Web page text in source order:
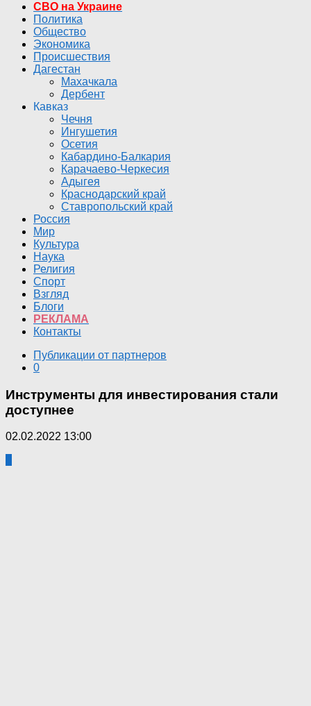
СВО на Украине
Политика
Общество
Экономика
Происшествия
Дагестан
Махачкала
Дербент
Кавказ
Чечня
Ингушетия
Осетия
Кабардино-Балкария
Карачаево-Черкесия
Адыгея
Краснодарский край
Ставропольский край
Россия
Мир
Культура
Наука
Религия
Спорт
Взгляд
Блоги
РЕКЛАМА
Контакты
Публикации от партнеров
0
Инструменты для инвестирования стали
доступнее
02.02.2022 13:00